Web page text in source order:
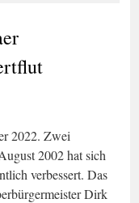
2022. Zwei
2002 hat sich
verbessert. Das
Dirk